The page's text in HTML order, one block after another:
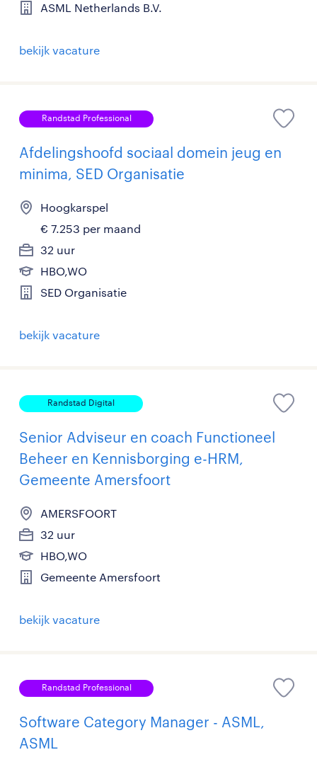
ASML Netherlands B.V.
bekijk vacature
Randstad Professional
Afdelingshoofd sociaal domein jeug en
minima, SED Organisatie
Hoogkarspel
€ 7.253 per maand
32 uur
HBO,WO
SED Organisatie
bekijk vacature
Randstad Digital
Senior Adviseur en coach Functioneel
Beheer en Kennisborging e-HRM,
Gemeente Amersfoort
AMERSFOORT
32 uur
HBO,WO
Gemeente Amersfoort
bekijk vacature
Randstad Professional
Software Category Manager - ASML,
ASML